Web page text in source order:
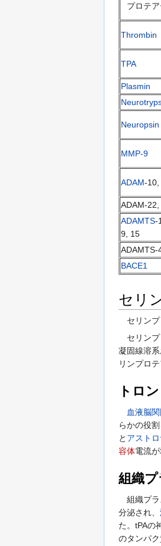
プロテ
Thrombin
TPA
Plasmin
Neuropsin
MMP-9
ADAM-10,
ADAM-22,
ADAMTS-
9, 15
ADAMTS-
BACE1
セリ
セリンプ
セリンプ
凝固線溶
リンプロ
トロ
血液脳関
らかの役
と アストロ
容体電流
組織
組織プラ
分泌され、
た。tPAの
のタンパ